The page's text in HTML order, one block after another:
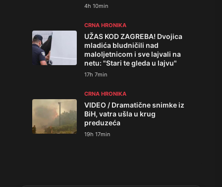
4h 10min
CRNA HRONIKA
UŽAS KOD ZAGREBA! Dvojica
mladića bludničili nad
maloljetnicom i sve lajvali na
netu: "Stari te gleda u lajvu"
17h 7min
CRNA HRONIKA
VIDEO / Dramatične snimke iz
BiH, vatra ušla u krug
preduzeća
19h 17min